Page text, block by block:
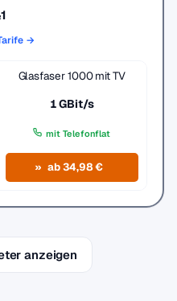
→
Glasfaser 1000 mit TV
1 GBit/s
mit Telefonflat
ab 34,98 €
anzeigen